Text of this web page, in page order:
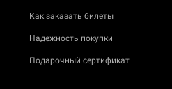
Как заказать билеты
Надежность покупки
Подарочный сертификат